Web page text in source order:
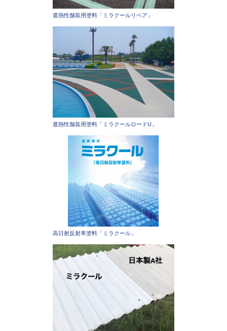
遮熱性舗装用塗料「ミラクールリペア」
遮熱性舗装用塗料「ミラクールロードU」
高日射反射率塗料「ミラクール」